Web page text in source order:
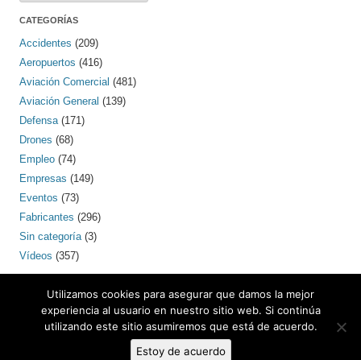
CATEGORÍAS
Accidentes (209)
Aeropuertos (416)
Aviación Comercial (481)
Aviación General (139)
Defensa(171)
Drones (68)
Empleo (74)
Empresas (149)
Eventos (73)
Fabricantes (296)
Sin categoría(3)
Vídeos (357)
Contacto: bcnaero (arroba) gmail.com
Utilizamos cookies para asegurar que damos la mejor
experiencia al usuario en nuestro sitio web. Si continúa
utilizando este sitio asumiremos que está de acuerdo.
Estoy de acuerdo